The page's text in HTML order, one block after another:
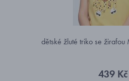
dětské žluté triko se
439 Kč